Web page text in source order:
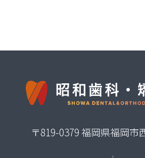
〒819-0379 福岡県福岡市